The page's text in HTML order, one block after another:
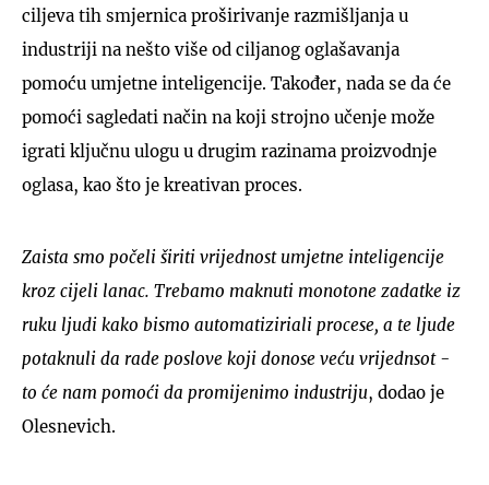
ciljeva tih smjernica proširivanje razmišljanja u
industriji na nešto više od ciljanog oglašavanja
pomoću umjetne inteligencije. Također, nada se da će
pomoći sagledati način na koji strojno učenje može
igrati ključnu ulogu u drugim razinama proizvodnje
oglasa, kao što je kreativan proces.
Zaista smo počeli širiti vrijednost umjetne inteligencije
kroz cijeli lanac. Trebamo maknuti monotone zadatke iz
ruku ljudi kako bismo automatiziriali procese, a te ljude
potaknuli da rade poslove koji donose veću vrijednsot -
to će nam pomoći da promijenimo industriju, dodao je
Olesnevich.